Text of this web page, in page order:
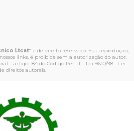
Ltcat" é de direito reservado. Sua reprodução,
links, é proibida sem a autorização do autor.
– artigo 184 do Código Penal – Lei 9610/98 - Lei
direitos autorais.